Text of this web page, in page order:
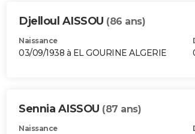
Djelloul AISSOU (86 ans)
Naissance
03/09/1938 à EL GOURINE ALGERIE
Sennia AISSOU (87 ans)
Naissance